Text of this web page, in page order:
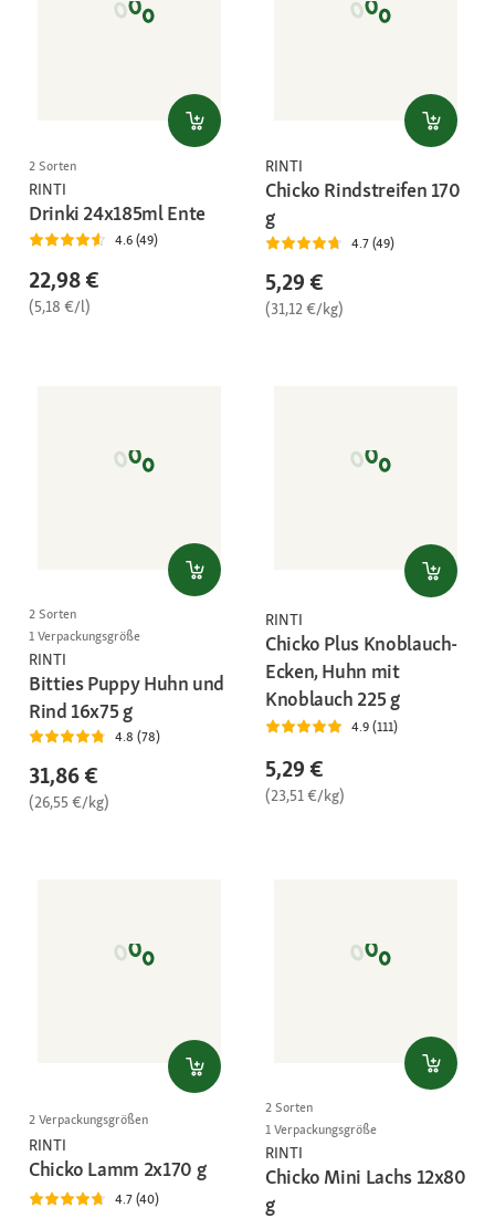
2 Sorten
RINTI
Drinki 24x185ml Ente
4.6 (49)
22,98 €
(5,18 €/l)
RINTI
Chicko Rindstreifen 170
g
4.7 (49)
5,29 €
(31,12 €/kg)
2 Sorten
1 Verpackungsgröße
RINTI
Bitties Puppy Huhn und
Rind 16x75 g
4.8 (78)
31,86 €
(26,55 €/kg)
RINTI
Chicko Plus Knoblauch-
Ecken, Huhn mit
Knoblauch 225 g
4.9 (111)
5,29 €
(23,51 €/kg)
2 Verpackungsgrößen
RINTI
Chicko Lamm 2x170 g
4.7 (40)
2 Sorten
1 Verpackungsgröße
RINTI
Chicko Mini Lachs 12x80
g